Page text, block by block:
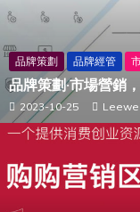
品牌策劃 品牌經管
品牌策劃·市場營銷
2023-10-25 Leewe